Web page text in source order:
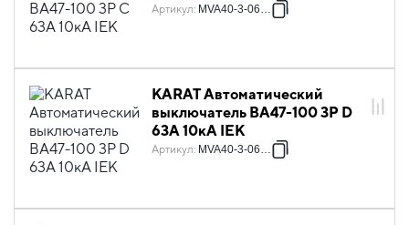
Артикул: MVA40-3-063-C
KARAT Автоматический
выключатель ВА47-100 3P D
63А 10кА IEK
Артикул: MVA40-3-063-D